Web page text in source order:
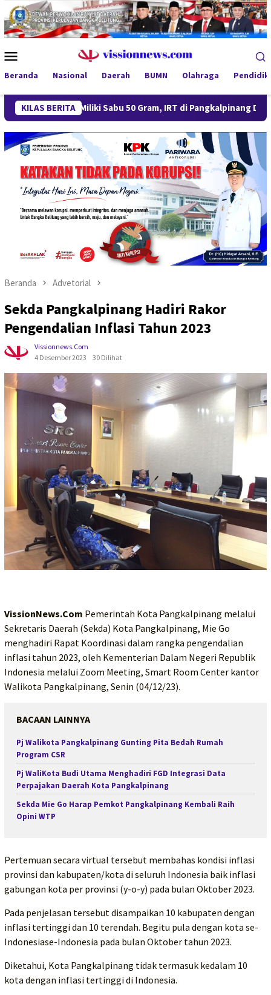
Loncat
ke
konten
Mobile
Beranda Nasional Daerah BUMN Olahraga
KILAS BERITA
Miliki Sabu 50 Gram, IRT di Pangkalpinang Ditangkap
Beranda Advetorial
Sekda Pangkalpinang Hadiri Rakor
Pengendalian Inflasi Tahun 2023
Vissionnews.com
4 Desember 2023
30 Dilihat
VissionNews.Com Pemerintah Kota Pangkalpinang melalui
Sekretaris Daerah (Sekda) Kota Pangkalpinang, Mie Go
menghadiri Rapat Koordinasi dalam rangka pengendalian
inflasi tahun 2023, oleh Kementerian Dalam Negeri Republik
Indonesia melalui Zoom Meeting, Smart Room Center kantor
Walikota Pangkalpinang, Senin (04/12/23).
BACAAN LAINNYA
Pj Walikota Pangkalpinang Gunting Pita Bedah Rumah
Program CSR
Pj WaliKota Budi Utama Menghadiri FGD Integrasi Data
Perpajakan Daerah Kota Pangkalpinang
Sekda Mie Go Harap Pemkot Pangkalpinang Kembali Raih
Opini WTP
Pertemuan secara virtual tersebut membahas kondisi inflasi
provinsi dan kabupaten/kota di seluruh Indonesia baik inflasi
gabungan kota per provinsi (y-o-y) pada bulan Oktober 2023.
Pada penjelasan tersebut disampaikan 10 kabupaten dengan
inflasi tertinggi dan 10 terendah. Begitu pula dengan kota se-
Indonesiase-Indonesia pada bulan Oktober tahun 2023.
Diketahui, Kota Pangkalpinang tidak termasuk kedalam 10
kota dengan inflasi tertinggi di Indonesia.